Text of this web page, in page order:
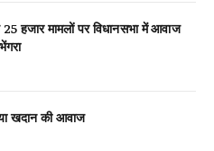
हजार मामलों पर विधानसभा में आवाज
खदान की आवाज